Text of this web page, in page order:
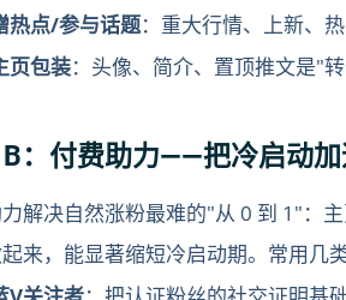
热点/参与话题：重大行情、上新、
页包装：头像、简介、置顶推文是"
：付费助力——把冷启动
解决自然涨粉最难的"从 0 到 1"：
来，能显著缩短冷启动期。常用几类